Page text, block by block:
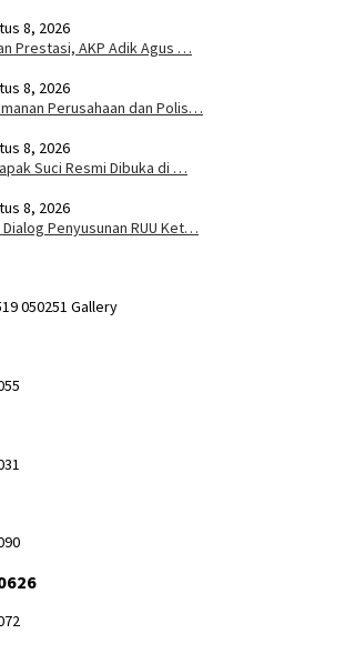
8, 2026
Prestasi, AKP Adik Agus …
8, 2026
Perusahaan dan Polis…
8, 2026
Suci Resmi Dibuka di …
8, 2026
Penyusunan RUU Ket…